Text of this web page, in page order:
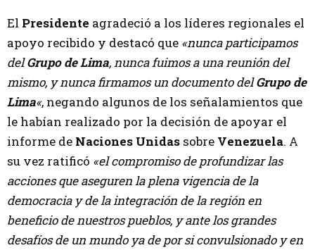
El Presidente agradeció a los líderes regionales el
apoyo recibido y destacó que «nunca participamos
delGrupo de Lima, nunca fuimos a una reunión del
mismo, y nunca firmamos un documento delGrupo de
Lima«, negando algunos de los señalamientos que
le habían realizado por la decisión de apoyar el
informe de Naciones Unidas sobre Venezuela. A
su vez ratificó «el compromiso de profundizar las
acciones que aseguren la plena vigencia de la
democracia y de la integración de la región en
beneficio de nuestros pueblos, y ante los grandes
desafíos de un mundo ya de por si convulsionado y en